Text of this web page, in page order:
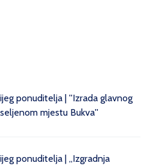
ponuditelja | ''Izrada glavnog
mjestu Bukva''
ponuditelja | „Izgradnja